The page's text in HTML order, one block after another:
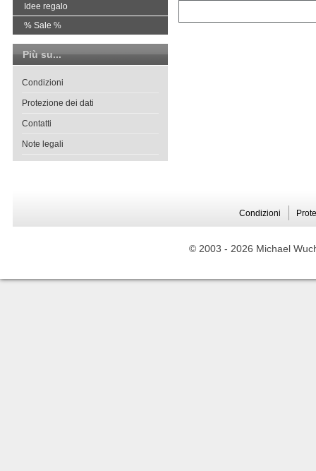
Idee regalo
% Sale %
Più su...
Condizioni
Protezione dei dati
Contatti
Note legali
Condizioni
© 2003 - 2026 Michael